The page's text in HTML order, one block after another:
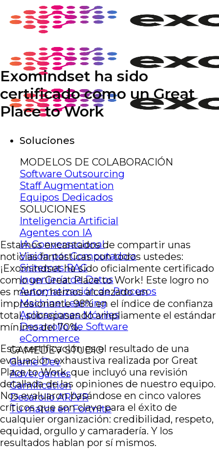
contenido
Soluciones
MODELOS DE COLABORACIÓN
Software Outsourcing
Staff Augmentation
Equipos Dedicados
SOLUCIONES
Inteligencia Artificial
Agentes con IA
IA Conversacional
Visión por Computadora
Sistemas RAG
Ingeniería de Datos
Automatización de Procesos
Machine Learning
Aplicaciones Móviles
Desarrollo de Software
eCommerce
GAMEDEV STUDIO
Game Dev
Advergames
Gamification
Desarollo AR/VR
Tu marca en Fortnite
Exomindset ha sido
certificado como un Great
Place to Work
Estamos encantados de compartir unas
noticias fantásticas con todos ustedes:
¡Exomindset ha sido oficialmente certificado
como un Great Place to Work! Este logro no
es menor; hemos alcanzado un
impresionante 98% en el índice de confianza
total, sobrepasando ampliamente el estándar
mínimo del 70%.
Esta certificación es el resultado de una
evaluación exhaustiva realizada por Great
Place to Work, que incluyó una revisión
detallada de las opiniones de nuestro equipo.
Nos evaluaron basándose en cinco valores
críticos que son clave para el éxito de
cualquier organización: credibilidad, respeto,
equidad, orgullo y camaradería. Y los
resultados hablan por sí mismos.